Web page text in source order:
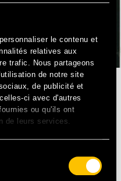
le contenu et
relatives aux
trafic. Nous partageons
de notre site
de publicité et
ci avec d'autres
ou qu'ils ont
de leurs services.
compositeur et interprète
zoulou, Sotho, Tswana,
de l’Afrique du sud